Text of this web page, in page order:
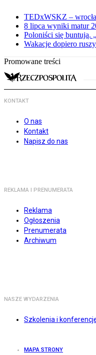
TEDxWSKZ –
8 lipca wyniki matur
Poloniści się buntują.
Wakacje dopiero
Promowane treści
KONTAKT
O nas
Kontakt
Napisz do nas
REKLAMA I PRENUMERATA
Reklama
Ogłoszenia
Prenumerata
Archiwum
NASZE WYDARZENIA
Szkolenia i
MAPA STRONY